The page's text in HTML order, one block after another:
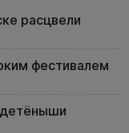
расцвели
фестивалем
детёныши